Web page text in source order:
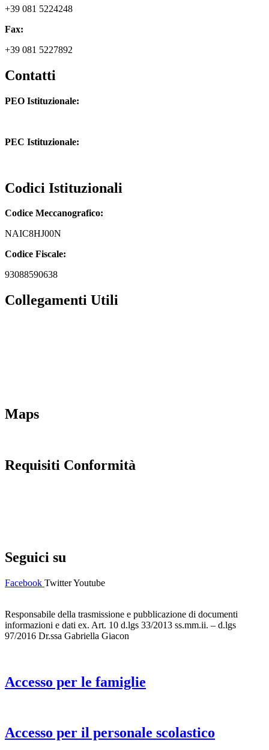
+39 081 5224248
Fax:
+39 081 5227892
Contatti
PEO Istituzionale:
PEC Istituzionale:
Codici Istituzionali
Codice Meccanografico:
NAIC8HJ00N
Codice Fiscale:
93088590638
Collegamenti Utili
Maps
Requisiti Conformità
Seguici su
Facebook TwitterYoutube
Responsabile della trasmissione e pubblicazione di documenti
informazioni e dati ex. Art. 10 d.lgs 33/2013 ss.mm.ii. – d.lgs
97/2016 Dr.ssa Gabriella Giacon
Accesso per le famiglie
Accesso per il personale scolastico